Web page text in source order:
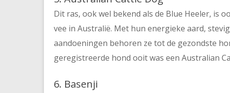
Dit ras, ook wel bekend als de Blue Heeler, is
vee in Australië. Met hun energieke aard,
aandoeningen behoren ze tot de gezondste
geregistreerde hond ooit was een Australian
6. Basenji